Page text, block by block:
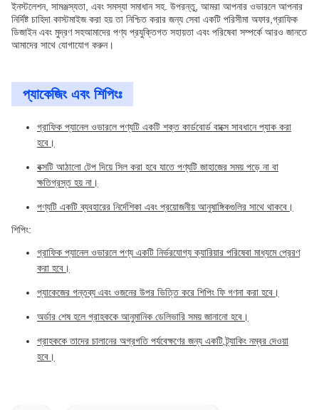
ইনস্টলেশন, সামঞ্জস্যতা, এবং সমস্যা সমাধান সহ. উপরন্তু, আমরা আপনার ওভারলে আপনার
নির্দিষ্ট চাহিদা কাস্টমাইজ করা হয় তা নিশ্চিত করার জন্য সেবা একটি পরিসীমা অফার,গ্রাফিক
ডিজাইন এবং মুদ্রণ সহআমাদের পণ্য প্রযুক্তিগত সহায়তা এবং পরিষেবা সম্পর্কে আরও জানতে
আমাদের সাথে যোগাযোগ করুন।
প্যাকেজিং এবং শিপিংঃ
গ্রাফিক প্যানেল ওভারলে পণ্যটি একটি শক্ত কার্ডবোর্ড বাক্সে সাবধানে প্যাক করা
হবে।
বক্সটি আঠালো টেপ দিয়ে সিল করা হবে যাতে পণ্যটি জাহাজের সময় পড়ে না বা
ক্ষতিগ্রস্ত হয় না।
পণ্যটি একটি ব্যবহারের নির্দেশিকা এবং প্রয়োজনীয় আনুষাঙ্গিকগুলির সাথে থাকবে।
শিপিং:
গ্রাফিক প্যানেল ওভারলে পণ্য একটি নির্ভরযোগ্য ক্যারিয়ার পরিষেবা মাধ্যমে প্রেরণ
করা হবে।
প্যাকেজের গন্তব্য এবং ওজনের উপর ভিত্তি করে শিপিং ফি গণনা করা হবে।
অর্ডার শেষ হলে গ্রাহককে আনুমানিক ডেলিভারি সময় জানানো হবে।
গ্রাহককে তাদের চালানের অগ্রগতি পর্যবেক্ষণের জন্য একটি ট্র্যাকিং নম্বর দেওয়া
হবে।